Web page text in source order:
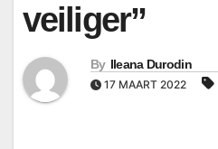
veiliger”
By Ileana Durodin
17 MAART 2022